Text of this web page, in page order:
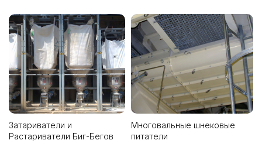
Затариватели и
Растариватели Биг-Бегов
Многовальные шнековые
питатели